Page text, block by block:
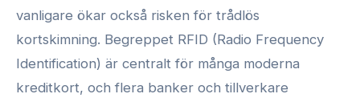
vanligare ökar också risken för trådlös
kortskimning. Begreppet RFID (Radio Frequency
Identification) är centralt för många moderna
kreditkort, och flera banker och tillverkare